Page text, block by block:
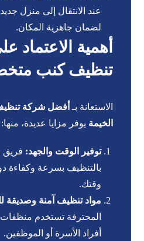
عند الانتقال إلى منزل
لضمان جاهزية المكان.
أهمية الاعتماد
تنظيف كنب
الاستعانة بـ أفضل شركة
الخيمة يوفر مزايا عديدة، منها:
توفير الوقت والجهد:
بالتنظيف بسرعة وكفاءة
وقتك.
مواد تنظيف آمنة وصديقة
المحترفة تستخدم
أفراد الأسرة أو الموظفين.